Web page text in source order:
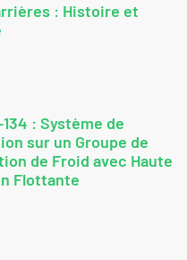
: Histoire et
134 : Système de
sur un Groupe de
de Froid avec Haute
Flottante